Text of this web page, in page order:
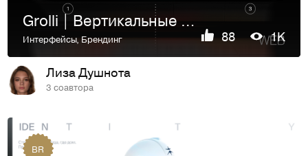
Grolli | Вертикальные фермы | Сайт
Интерфейсы,Брендинг 88 1K
Лиза Душнота
3 соавтора
BR